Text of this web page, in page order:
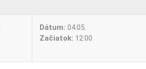
Dátum: 04.05.
Začiatok: 12:00